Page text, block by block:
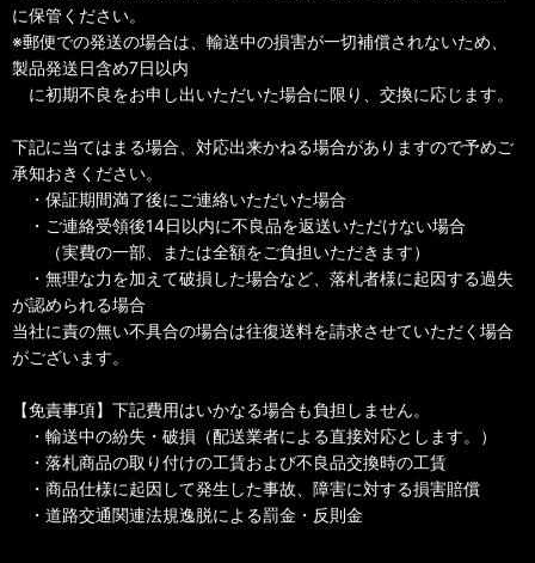
に保管ください。
※郵便での発送の場合は、輸送中の損害が一切補償されないため、
製品発送日含め7日以内
に初期不良をお申し出いただいた場合に限り、交換に応じます。
下記に当てはまる場合、対応出来かねる場合がありますので予めご
承知おきください。
・保証期間満了後にご連絡いただいた場合
・ご連絡受領後14日以内に不良品を返送いただけない場合
（実費の一部、または全額をご負担いただきます）
・無理な力を加えて破損した場合など、落札者様に起因する過失
が認められる場合
当社に責の無い不具合の場合は往復送料を請求させていただく場合
がございます。
【免責事項】下記費用はいかなる場合も負担しません。
・輸送中の紛失・破損（配送業者による直接対応とします。）
・落札商品の取り付けの工賃および不良品交換時の工賃
・商品仕様に起因して発生した事故、障害に対する損害賠償
・道路交通関連法規逸脱による罰金・反則金